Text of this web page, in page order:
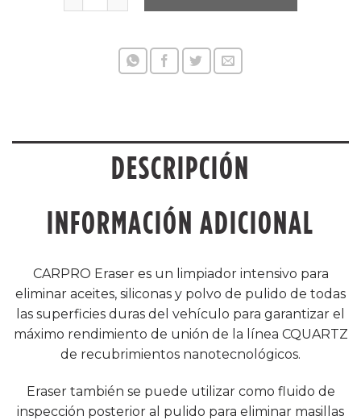
DESCRIPCIÓN
INFORMACIÓN ADICIONAL
CARPRO Eraser es un limpiador intensivo para
eliminar aceites, siliconas y polvo de pulido de todas
las superficies duras del vehículo para garantizar el
máximo rendimiento de unión de la línea CQUARTZ
de recubrimientos nanotecnológicos.
Eraser también se puede utilizar como fluido de
inspección posterior al pulido para eliminar masillas